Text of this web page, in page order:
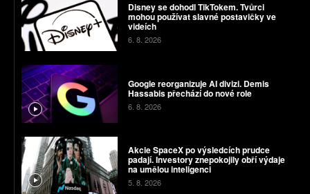
Disney se dohodl TikTokem. Tvůrci
mohou používat slavné postavičky ve
videích
6. 8. 2026
Google reorganizuje AI divizi. Demis
Hassabis přechází do nové role
6. 8. 2026
Akcie SpaceX po výsledcích prudce
padají. Investory znepokojily obří výdaje
na umělou inteligenci
5. 8. 2026